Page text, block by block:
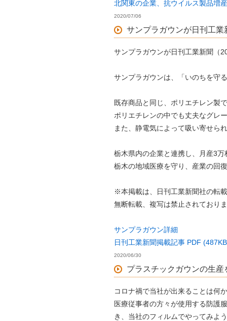
北関東の企業、抗ウイルス製品増
2020/07/06
サンプラガウンが日刊工
サンプラガウンが日刊工業新聞（
サンプラガウンは、「いのちを守
既存商品と同じ、ポリエチレン製
ポリエチレンの中でも丈夫なグレ
また、静電気によって吸い寄せら
栃木県内の企業と連携し、月産3
栃木の地域医療を守り、産業の回
※本掲載は、日刊工業新聞社の転
無断転載、複写は禁止されており
サンプラガウン詳細
日刊工業新聞掲載記事 PDF
2020/06/30
プラスチックガウンの生産
コロナ禍で当社が出来ることは何
医療従事者の方々が使用する防護
き、当社のフィルムでやってみよ